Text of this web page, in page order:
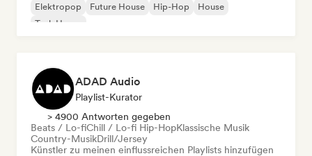
Elektropop
Future House Hip-Hop
House
Tech House
ADAD Audio
Playlist-Kurator
> 4900 Antworten gegeben
Beats / Lo-fiChill / Lo-fi Hip-HopKlassische Musik
Country-MusikDrill/Jersey
Künstler zu meinen einflussreichen Playlists hinzufügen